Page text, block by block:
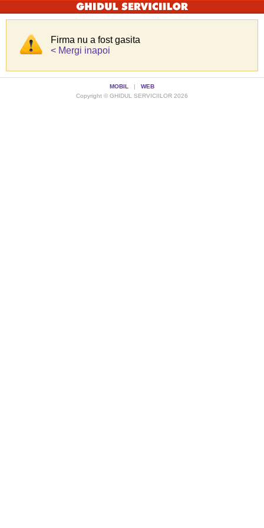
Firma nu a fost gasita
< Mergi inapoi
MOBIL | WEB
Copyright © GHIDUL SERVICIILOR 2026